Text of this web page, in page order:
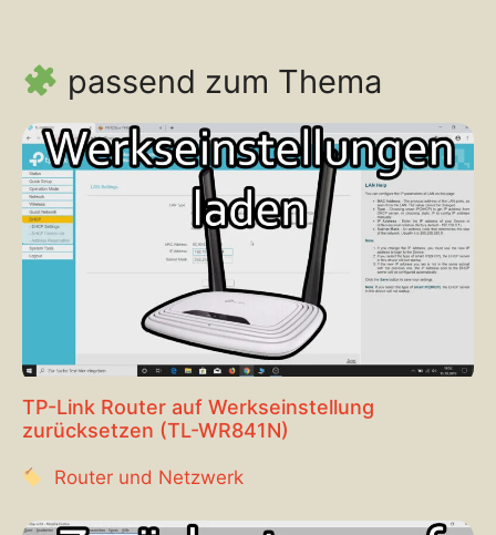
passend zum Thema
TP-Link Router auf Werkseinstellung
zurücksetzen (TL-WR841N)
Router und Netzwerk